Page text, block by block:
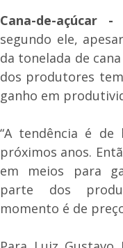
Cana-de-açúcar -
segundo ele,
da tonelada de
dos produtores
ganho em
“A tendência é
próximos anos.
em meios para
parte dos
momento é de